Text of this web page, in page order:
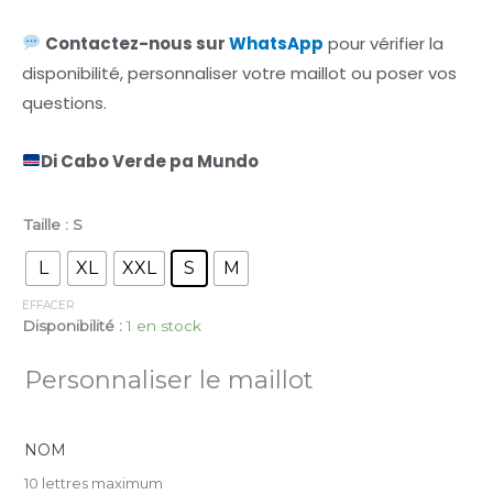
Contactez-nous surWhatsApp pour vérifier la
disponibilité, personnaliser votre maillot ou poser vos
questions.
Di Cabo Verde pa Mundo
Taille : S
L XL XXL S M
EFFACER
Disponibilité : 1 en stock
Personnaliser le maillot
NOM
10 lettres maximum